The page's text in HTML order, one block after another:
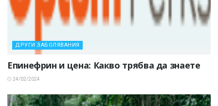
ДРУГИ ЗАБОЛЯВАНИЯ
Епинефрин и цена: Какво трябва да знаете
24/02/2024